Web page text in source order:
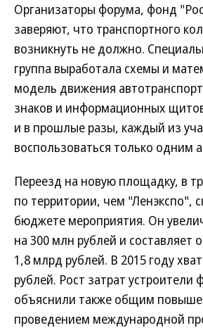
Организаторы форума, фонд
заверяют, что транспортного
возникнуть не должно.
группа выработала схемы и
модель движения
знаков и информационных
и в прошлые разы, каждый из
воспользоваться только одним
Переезд на новую площадку, в
по территории, чем "Ленэкспо",
бюджете мероприятия. Он
на 300 млн рублей и составляет
1,8 млрд рублей. В 2015 году
рублей. Рост затрат устроители
объяснили также общим
проведением международной